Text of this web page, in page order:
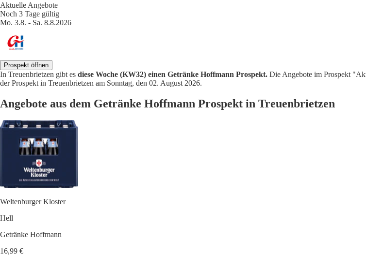
Aktuelle Angebote
Noch 3 Tage gültig
Mo. 3.8. - Sa. 8.8.2026
Prospekt öffnen
In Treuenbrietzen gibt es diese Woche (KW32) einen Getränke Hoffmann Prospekt. Die Angebote im Prospekt
der Prospekt in Treuenbrietzen am Sonntag, den 02. August 2026.
Angebote aus dem Getränke Hoffmann Prospekt in Treuenbrietzen
Weltenburger Kloster
Hell
Getränke Hoffmann
16,99 €